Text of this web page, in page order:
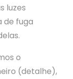
luzes
de fuga
o
(detalhe),